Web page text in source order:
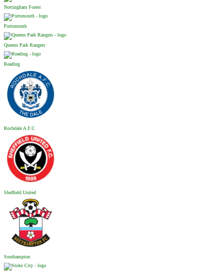
Nottingham Forest
Portsmouth
Queens Park Rangers
Reading
Rochdale A.F.C
Sheffield United
Southampton